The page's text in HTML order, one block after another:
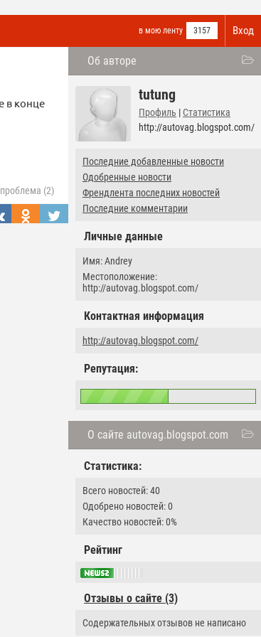
Вход
в мою ленту 3157
Об авторе
tutung
Профиль | Статистика
http://autovag.blogspot.com/
Последние добавленные новости
Одобренные новости
Френдлента последних новостей
Последние комментарии
Личные данные
Имя: Andrey
Местоположение:
http://autovag.blogspot.com/
Контактная информация
http://autovag.blogspot.com/
Репутация:
О сайте autovag.blogspot.com
Статистика:
Всего новостей: 40
Одобрено новостей: 0
Качество новостей: 0%
Рейтинг
Отзывы о сайте (3)
Содержательных отзывов не написано
в конце
проблема (2)